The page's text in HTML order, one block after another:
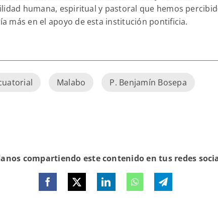
humana, espiritual y pastoral que hemos
más en el apoyo de esta institución pontificia.
Malabo P. Benjamín Bosepa
compartiendo este contenido en tus redes